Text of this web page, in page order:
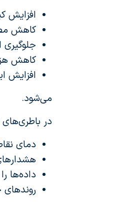
افزایش
کاهش
کاهش
افزایش
می‌شود.
در
دمای
داده‌ها
روندهای